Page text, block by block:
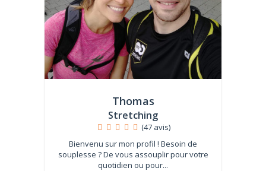
Thomas
Stretching
(47 avis)
Bienvenu sur mon profil ! Besoin de
souplesse ? De vous assouplir pour votre
quotidien ou pour...